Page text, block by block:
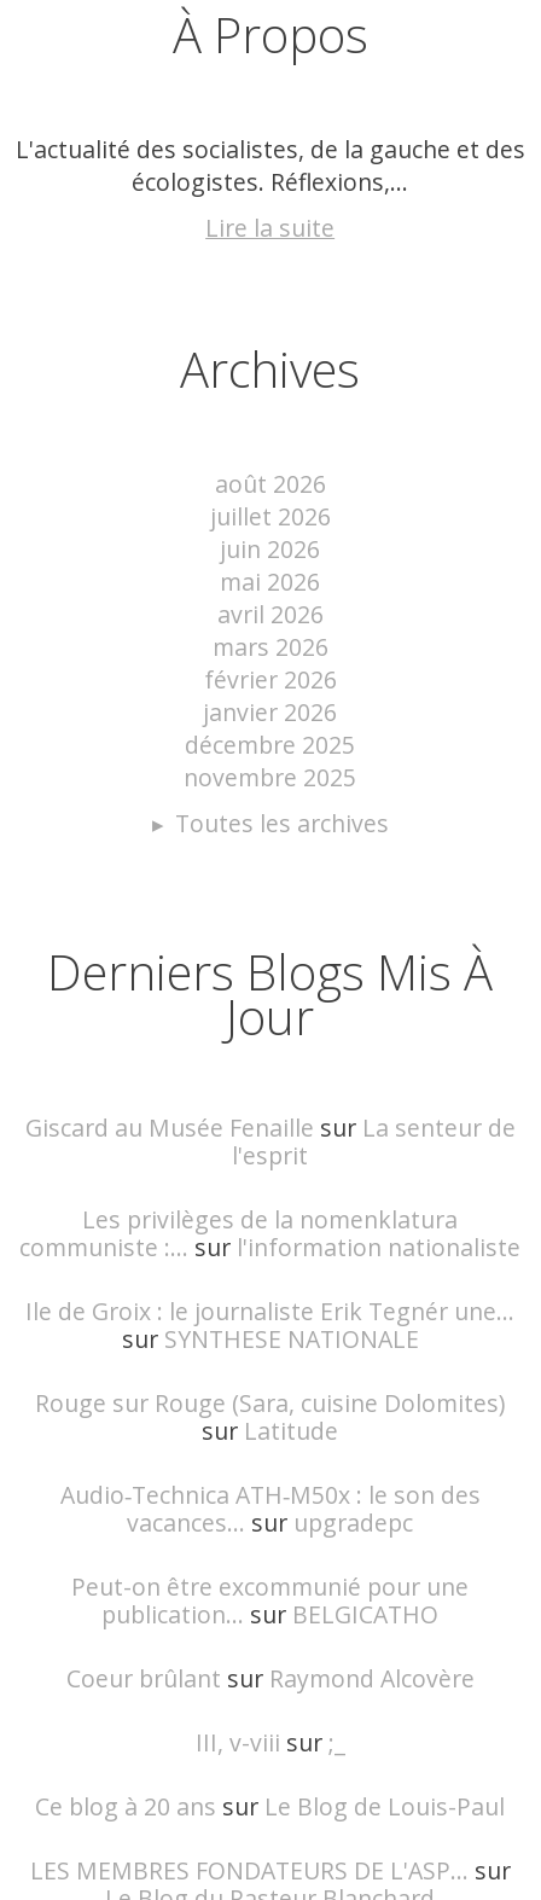
À Propos
L'actualité des socialistes, de la gauche et des
écologistes. Réflexions,...
Lire la suite
Archives
août 2026
juillet 2026
juin 2026
mai 2026
avril 2026
mars 2026
février 2026
janvier 2026
décembre 2025
novembre 2025
Toutes les archives
Derniers Blogs Mis À
Jour
Giscard au Musée Fenaille sur La senteur de
l'esprit
Les privilèges de la nomenklatura
communiste :... sur l'information nationaliste
Ile de Groix : le journaliste Erik Tegnér une...
sur SYNTHESE NATIONALE
Rouge sur Rouge (Sara, cuisine Dolomites)
sur Latitude
Audio‑Technica ATH‑M50x : le son des
vacances... sur upgradepc
Peut-on être excommunié pour une
publication... sur BELGICATHO
Coeur brûlant sur Raymond Alcovère
III, v-viii sur ;_
Ce blog à 20 ans sur Le Blog de Louis-Paul
LES MEMBRES FONDATEURS DE L'ASP... sur